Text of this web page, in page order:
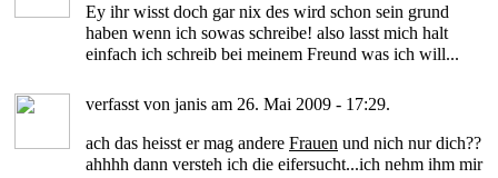
Ey ihr wisst doch gar nix des wird schon sein grund
haben wenn ich sowas schreibe! also lasst mich halt
einfach ich schreib bei meinem Freund was ich will...
verfasst von janis am 26. Mai 2009 - 17:29.
ach das heisst er mag andere Frauen und nich nur dich??
ahhhh dann versteh ich die eifersucht...ich nehm ihm mir